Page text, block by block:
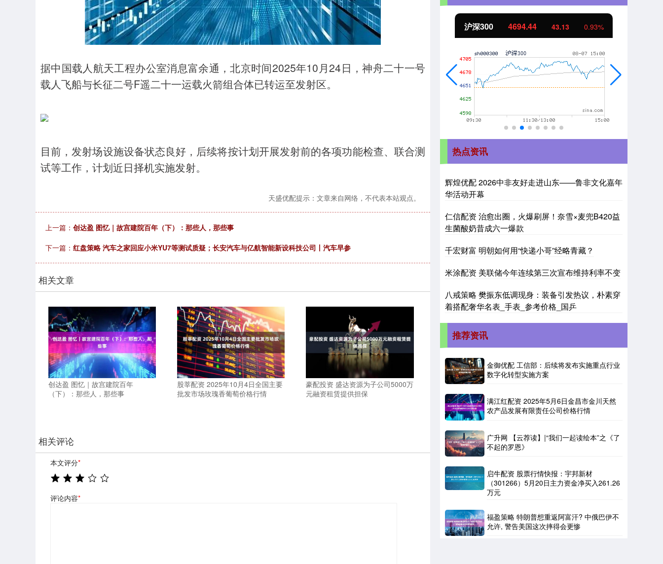
据中国载人航天工程办公室消息富余通，北京时间2025年10月24日，神舟二十一号
载人飞船与长征二号F遥二十一运载火箭组合体已转运至发射区。
目前，发射场设施设备状态良好，后续将按计划开展发射前的各项功能检查、联合测
试等工作，计划近日择机实施发射。
天盛优配提示：文章来自网络，不代表本站观点。
上一篇： 创达盈 图忆｜故宫建院百年（下）：那些人，那些事
下一篇： 红盘策略 汽车之家回应小米YU7等测试质疑；长安汽车与亿航智能新设科技公司丨汽车早参
相关文章
创达盈 图忆｜故宫建院百年
（下）：那些人，那些事
股莘配资 2025年10月4日全国主要
批发市场玫瑰香葡萄价格行情
豪配投资 盛达资源为子公司5000万
元融资租赁提供担保
相关评论
本文评分*
评论内容*
上证指数 3940.04 39.68 1.02% 深证成指 14311.01 200.89 沪深300 4694.44 43.13 0.93%
热点资讯
辉煌优配 2026中非友好走进山东——鲁非文化嘉年
华活动开幕
仁信配资 治愈出圈，火爆刷屏！奈雪×麦兜B420益
生菌酸奶昔成六一爆款
千宏财富 明朝如何用“快递小哥”经略青藏？
米涂配资 美联储今年连续第三次宣布维持利率不变
八戒策略 樊振东低调现身：装备引发热议，朴素穿
着搭配奢华名表_手表_参考价格_国乒
推荐资讯
金御优配 工信部：后续将发布实施重点行业
数字化转型实施方案
满江红配资 2025年5月6日金昌市金川天然
农产品发展有限责任公司价格行情
广升网 【云荐读】|“我们一起读绘本”之《了
不起的罗恩》
启牛配资 股票行情快报：宇邦新材
（301266）5月20日主力资金净买入261.26
万元
福盈策略 特朗普想重返阿富汗? 中俄巴伊不
允许, 警告美国这次摔得会更惨